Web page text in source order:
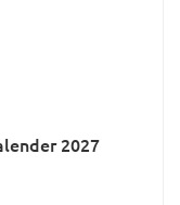
2027